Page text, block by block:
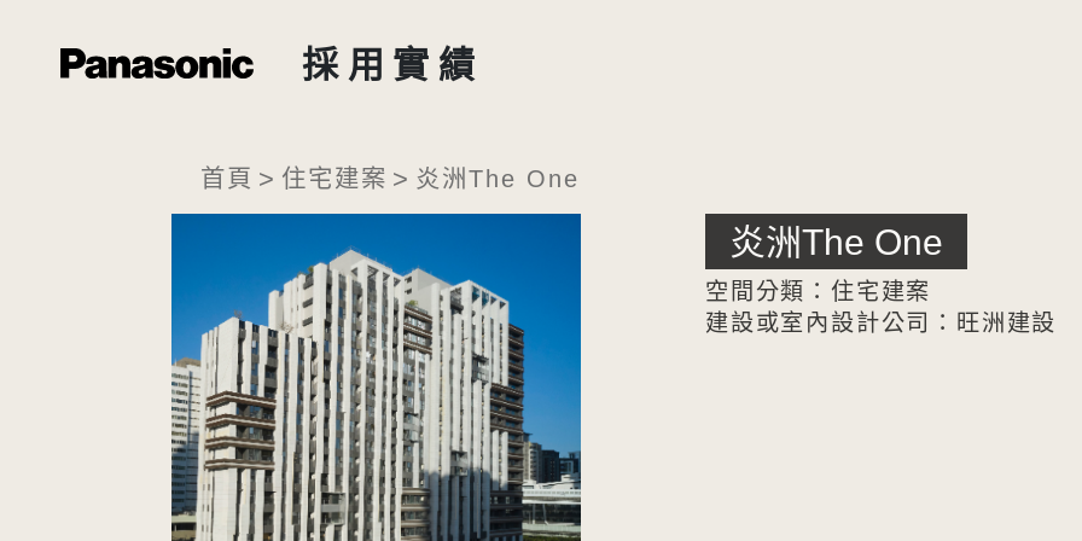
採用實績
首頁 > 住宅建案 > 炎洲The One
炎洲The One
空間分類：住宅建案
建設或室內設計公司：旺洲建設